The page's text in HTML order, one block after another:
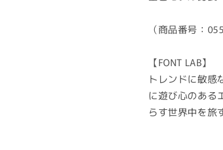
（商品番号：
【FONT LAB】
トレンドに敏感
に遊び心のある
らす世界中を旅